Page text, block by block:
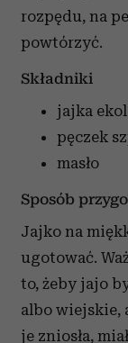
rozpędu, na
powtórzyć.
Składniki
jajka
pęczek
masło
Sposób
Jajko na
ugotować.
to, żeby jajo
albo wiejskie,
je zniosła,